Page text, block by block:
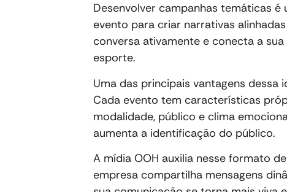
Desenvolver campanhas temáticas
evento para criar narrativas
conversa ativamente e conecta a
esporte.
Uma das principais vantagens dessa
Cada evento tem características
modalidade, público e clima
aumenta a identificação do público.
A mídia OOH auxilia nesse formato
empresa compartilha mensagens